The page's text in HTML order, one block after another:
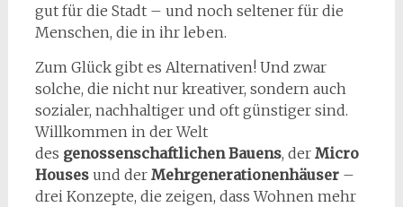
gut für die Stadt – und noch seltener für die
Menschen, die in ihr leben.
Zum Glück gibt es Alternativen! Und zwar
solche, die nicht nur kreativer, sondern auch
sozialer, nachhaltiger und oft günstiger sind.
Willkommen in der Welt
des genossenschaftlichen Bauens, der Micro
Housesund der Mehrgenerationenhäuser–
drei Konzepte, die zeigen, dass Wohnen mehr